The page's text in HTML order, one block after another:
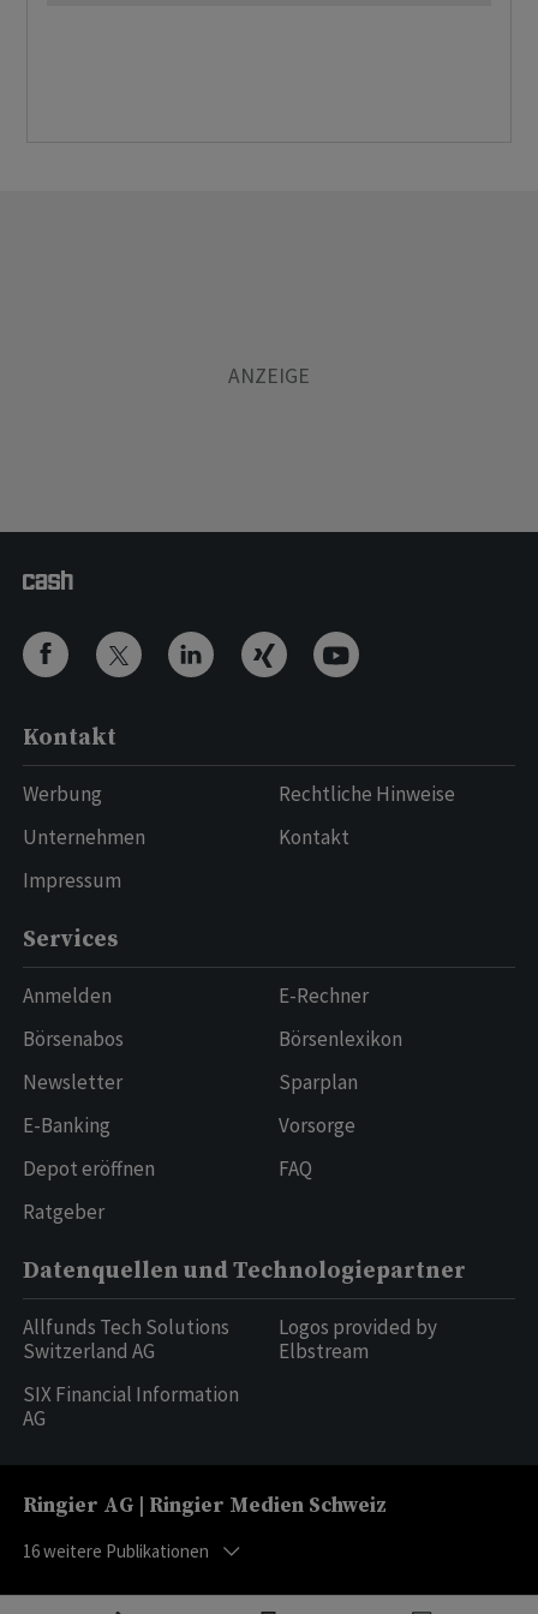
Kontakt
Werbung
Unternehmen
Impressum
Rechtliche Hinweise
Kontakt
Services
Anmelden
Börsenabos
Newsletter
E-Banking
Depot eröffnen
Ratgeber
E-Rechner
Börsenlexikon
Sparplan
Vorsorge
FAQ
Datenquellen und Technologiepartner
Allfunds Tech Solutions
Switzerland AG
SIX Financial Information
AG
Logos provided by
Elbstream
Ringier AG | Ringier Medien Schweiz
16weitere Publikationen